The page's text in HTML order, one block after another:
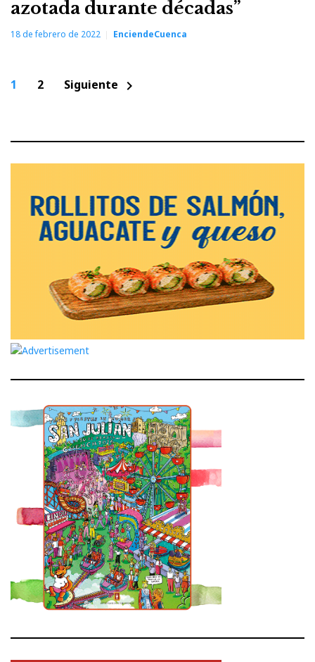
azotada durante décadas”
18 de febrero de 2022 EnciendeCuenca
Paginación
1 2 Siguiente chevron_right